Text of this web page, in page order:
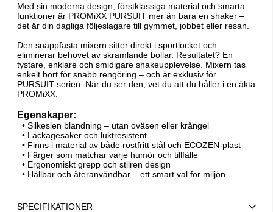
Med sin moderna design, förstklassiga material och smarta
funktioner är PROMiXX PURSUIT mer än bara en shaker –
det är din dagliga följeslagare till gymmet, jobbet eller resan.
Den snäppfasta mixern sitter direkt i sportlocket och
eliminerar behovet av skramlande bollar. Resultatet? En
tystare, enklare och smidigare shakeupplevelse. Mixern tas
enkelt bort för snabb rengöring – och är exklusiv för
PURSUIT-serien. När du ser den, vet du att du håller i en äkta
PROMiXX.
Egenskaper:
• Silkeslen blandning – utan oväsen eller krångel
• Läckagesäker och luktresistent
• Finns i material av både rostfritt stål och ECOZEN-plast
• Färger som matchar varje humör och tillfälle
• Ergonomiskt grepp och stilren design
• Hållbar och återanvändbar – ett smart val för miljön
SPECIFIKATIONER